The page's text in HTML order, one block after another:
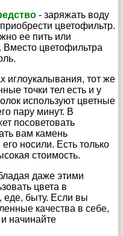
- заряжать воду
цветофильтр.
ее пить или
Вместо цветофильтра
иглоукалывания, тот же
точки тел есть и у
используют цветные
пару минут. В
посоветовать
вам камень
носили. Есть только
стоимость.
даже этими
цвета в
еде, быту. Если вы
качества в себе,
начинайте